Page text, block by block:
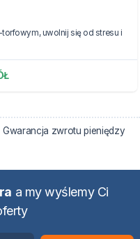
uwolnij się od stresu i
Gwarancja zwrotu pieniędzy
a my wyślemy Ci